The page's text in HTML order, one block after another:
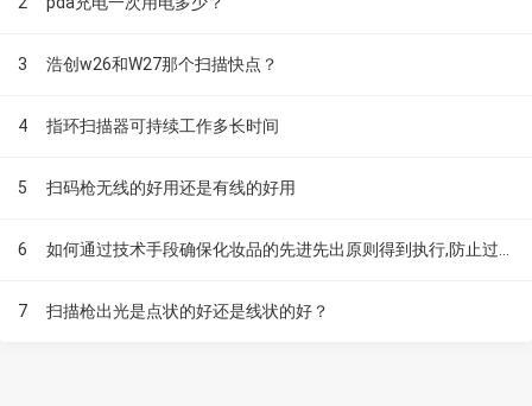
3 浩创w26和W27那个扫描快点？
4 指环扫描器可持续工作多长时间
5 扫码枪无线的好用还是有线的好用
6
7 扫描枪出光是点状的好还是线状的好？